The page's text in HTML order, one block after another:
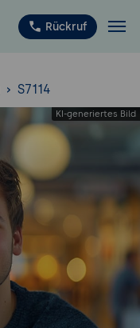
Rückruf
®
S7114